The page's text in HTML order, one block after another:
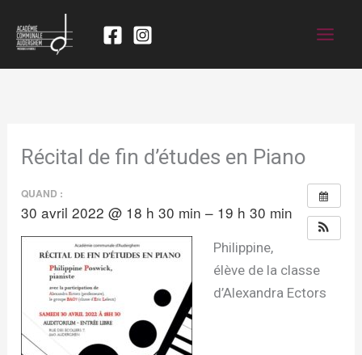
Récital de fin d’études en Piano
QUAND :
30 avril 2022 @ 18 h 30 min – 19 h 30 min
Philippine,
élève de la classe
d’Alexandra Ectors